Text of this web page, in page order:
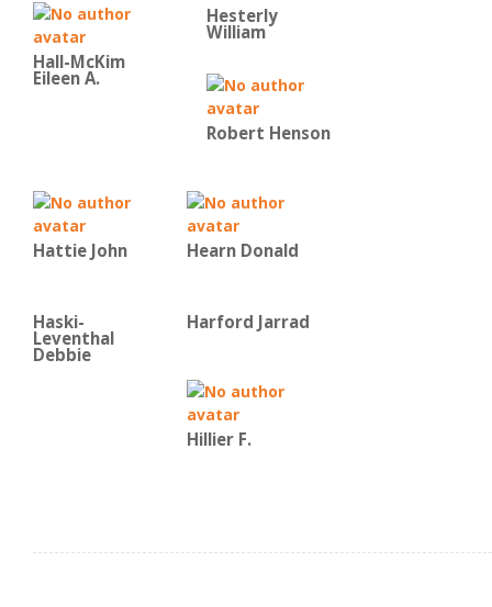
Hall-McKim
Eileen A.
Hesterly
William
Robert Henson
Hattie John Hearn Donald
Haski-
Leventhal
Debbie
Harford Jarrad
Hillier F.